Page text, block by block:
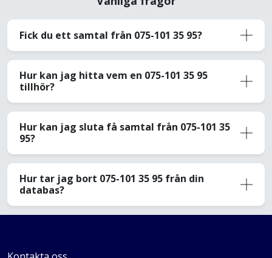
Fick du ett samtal från 075-101 35 95?
Hur kan jag hitta vem en 075-101 35 95
tillhör?
Hur kan jag sluta få samtal från 075-101 35
95?
Hur tar jag bort 075-101 35 95 från din
databas?